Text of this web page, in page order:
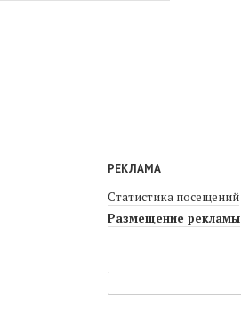
РЕКЛАМА
Статистика посещений
Размещение рекламы